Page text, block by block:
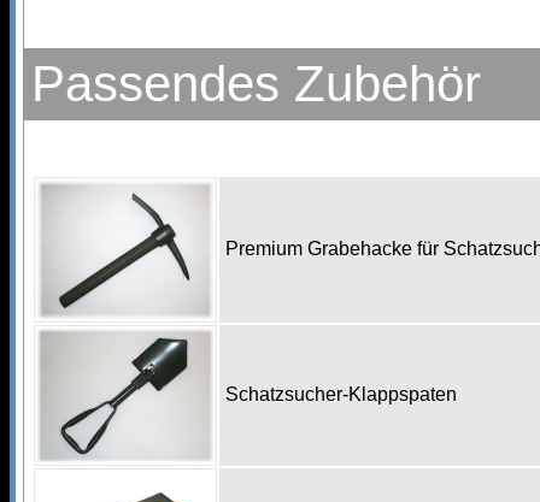
Passendes Zubehör
Premium Grabehacke für
Schatzsucher-Klappspaten